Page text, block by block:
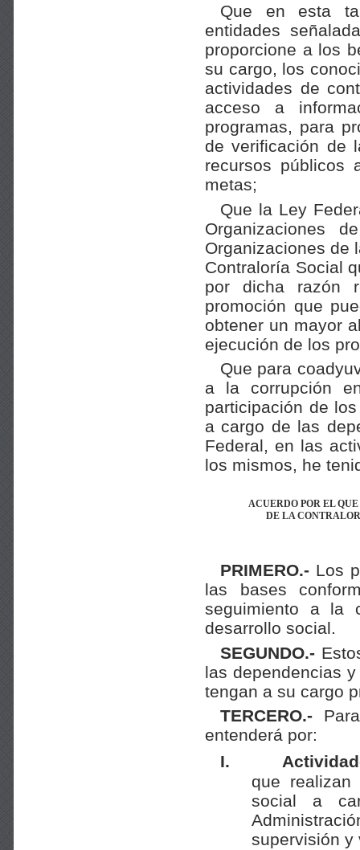
Que en esta
entidades
proporcione a los
su cargo, los
actividades de
acceso a
programas, para
de verificación de
recursos públicos
metas;
Que la Ley
Organizaciones
Organizaciones de
Contraloría Social
por dicha razón
promoción que
obtener un mayor
ejecución de los
Que para
a la corrupción
participación de
a cargo de las
Federal, en las
los mismos, he
ACUERDO POR EL
DE LA
PRIMERO.- Los
las bases
seguimiento a la
desarrollo social.
SEGUNDO.-
las dependencias
tengan a su cargo
TERCERO.-
entenderá por:
I.
que
social a
supervisión y